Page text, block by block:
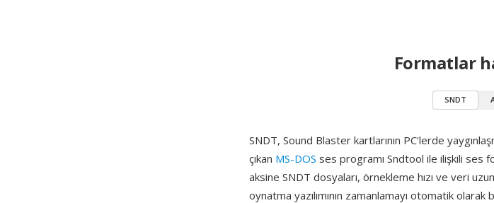
Formatlar
SNDT
SNDT, Sound Blaster kartlarının PC'lerde
çıkan MS-DOS ses programı Sndtool ile ilişkili ses
aksine SNDT dosyaları, örnekleme hızı ve veri
oynatma yazılımının zamanlamayı otomatik